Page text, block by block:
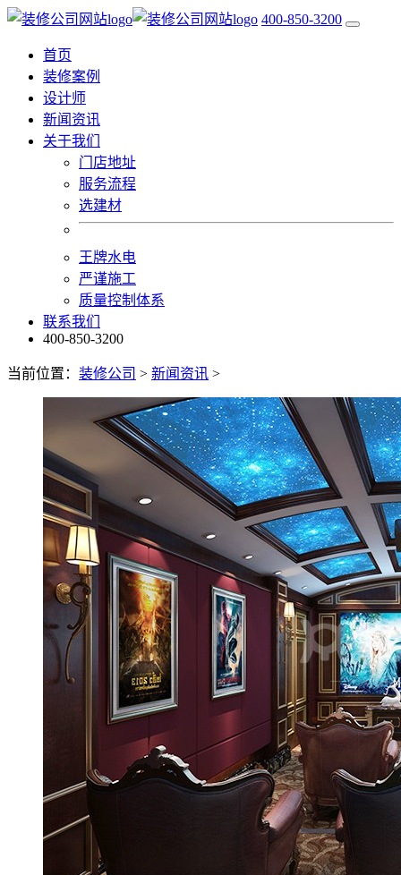
400-850-3200
首页
装修案例
设计师
新闻资讯
关于我们
门店地址
服务流程
选建材
王牌水电
严谨施工
质量控制体系
联系我们
400-850-3200
当前位置： 装修公司 > 新闻资讯 >